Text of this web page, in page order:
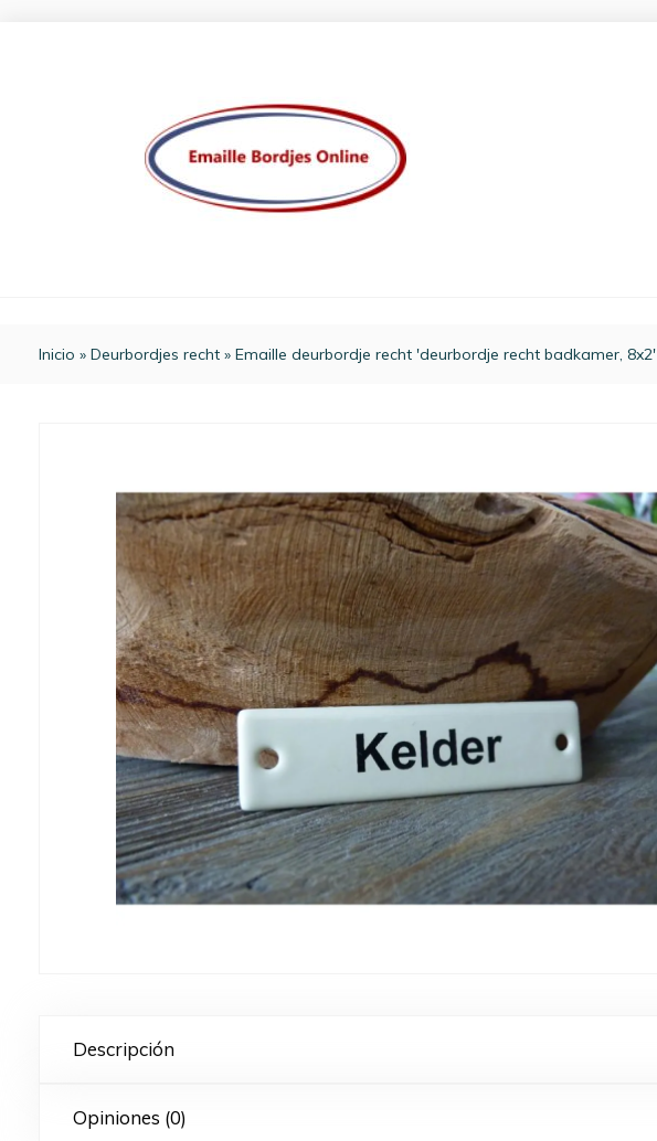
Inicio » Deurbordjes recht » Emaille deurbordje recht 'deurbordje recht badkamer, 8x2'
Descripción
Opiniones (0)